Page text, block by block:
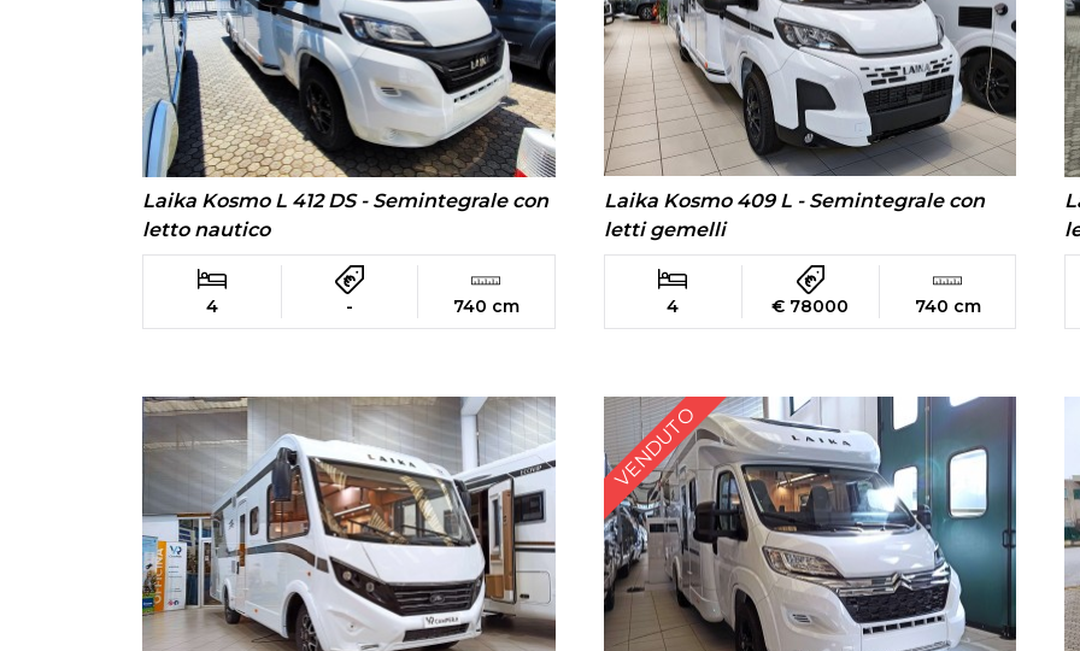
Laika Kosmo L 412 DS - Semintegrale con
letto nautico
4 - 740 cm
Laika Kosmo 409 L - Semintegrale con
letti gemelli
4 € 78000 740 cm
VENDUTO